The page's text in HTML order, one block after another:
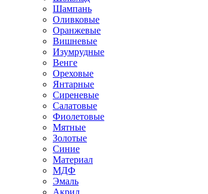
Шампань
Оливковые
Оранжевые
Вишневые
Изумрудные
Венге
Ореховые
Янтарные
Сиреневые
Салатовые
Фиолетовые
Мятные
Золотые
Синие
Материал
МДФ
Эмаль
Акрил